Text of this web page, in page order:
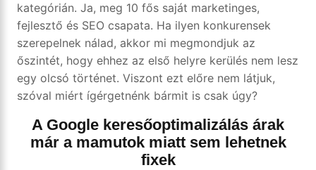
kategórián. Ja, meg 10 fős saját marketinges,
fejlesztő és SEO csapata. Ha ilyen konkurensek
szerepelnek nálad, akkor mi megmondjuk az
őszintét, hogy ehhez az első helyre kerülés nem lesz
egy olcsó történet. Viszont ezt előre nem látjuk,
szóval miért ígérgetnénk bármit is csak úgy?
A Google keresőoptimalizálás árak
már a mamutok miatt sem lehetnek
fixek